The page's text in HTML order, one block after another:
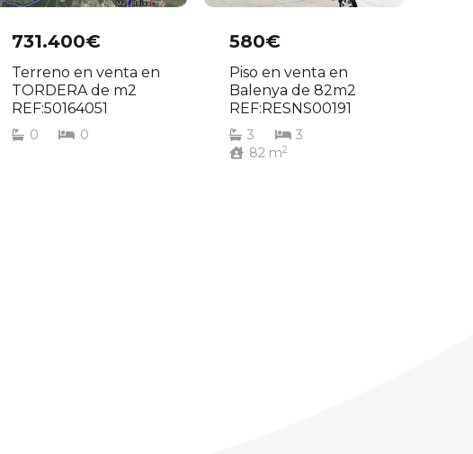
731.400€
Terreno en venta en
TORDERA de m2
REF:50164051
0 0
580€
Piso en venta en
Balenya de 82m2
REF:RESNS00191
3
3
82m2